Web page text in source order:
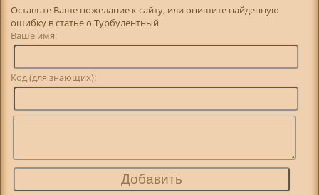
Оставьте Ваше пожелание к сайту, или опишите найденную
ошибку в статье о Турбулентный
Ваше имя:
Код (для знающих):